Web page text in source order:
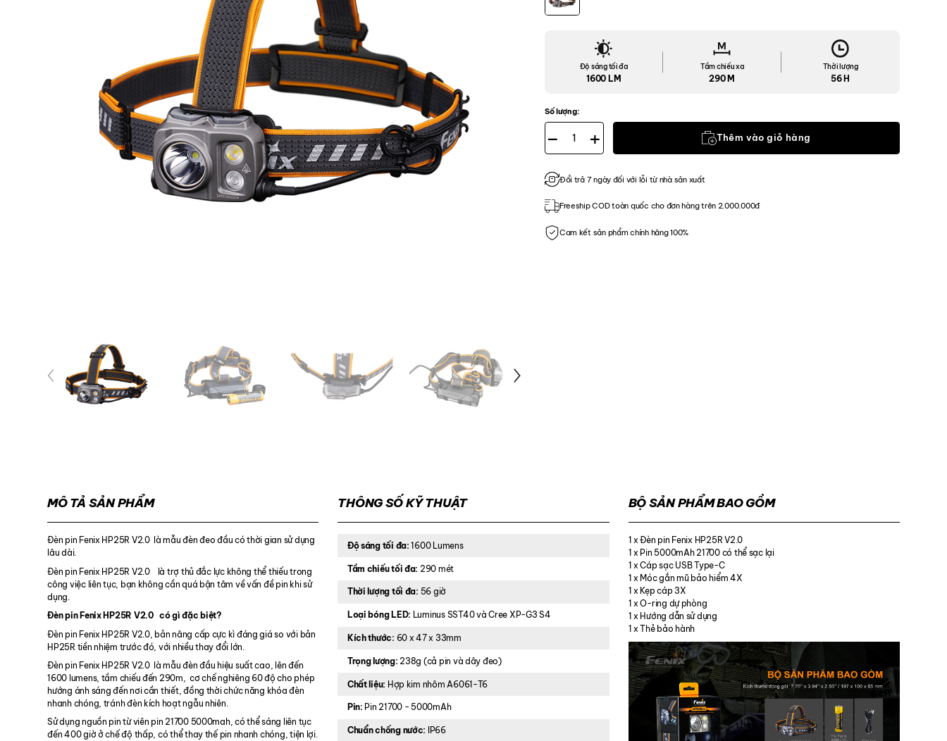
Độ sáng tối đa
1600 LM
Tầm chiếu xa
290 M
Thời lượng
56 H
Số lượng:
Đèn Pin Đội Đầu Fenix HP25R V2.0 số lượng
Thêm vào giỏ hàng
Đổi trả 7 ngày đối với lỗi từ nhà sản xuất
Freeship COD toàn quốc cho đơn hàng trên 2.000.000đ
Cam kết sản phẩm chính hãng 100%
MÔ TẢ SẢN PHẨM
Đèn pin Fenix ​​HP25R V2.0 là mẫu đèn đeo đầu có thời gian sử dụng
lâu dài.
Đèn pin Fenix HP25R V2.0 là trợ thủ đắc lực không thể thiếu trong
công việc liên tục, bạn không cần quá bận tâm về vấn đề pin khi sử
dụng.
Đèn pin Fenix HP25R V2.0 có gì đặc biệt?
Đèn pin Fenix HP25R V2.0, bản nâng cấp cực kì đáng giá so với bản
HP25R tiền nhiệm trước đó, với nhiều thay đổi lớn.
Đèn pin Fenix HP25R V2.0 là mẫu đèn đầu hiệu suất cao, lên đến
1600 lumens, tầm chiếu đến 290m, cơ chế nghiêng 60 độ cho phép
hướng ánh sáng đến nơi cần thiết, đồng thời chức năng khóa đèn
nhanh chóng, tránh đèn kích hoạt ngẫu nhiên.
Sử dụng nguồn pin từ viên pin 21700 5000mah, có thể sáng liên tục
đến 400 giờ ở chế độ thấp, có thể thay thế pin nhanh chóng, tiện lợi.
THÔNG SỐ KỸ THUẬT
Độ sáng tối đa:1600 Lumens
Tầm chiếu tối đa: 290 mét
Thời lượng tối đa: 56 giờ
Loại bóng LED: Luminus SST40 và Cree XP-G3 S4
Kích thước: 60 x 47 x 33mm
Trọng lượng: 238g (cả pin và dây đeo)
Chất liệu: Hợp kim nhôm A6061-T6
Pin: Pin 21700 - 5000mAh
Chuẩn chống nước: IP66
BỘ SẢN PHẨM BAO GỒM
1 x Đèn pin Fenix ​​HP25R V2.0
1 x Pin 5000mAh 21700 có thể sạc lại
1 x Cáp sạc USB Type-C
1 x Móc gắn mũ bảo hiểm 4X
1 x Kẹp cáp 3X
1 x O-ring dự phòng
1 x Hướng dẫn sử dụng
1 x Thẻ bảo hành